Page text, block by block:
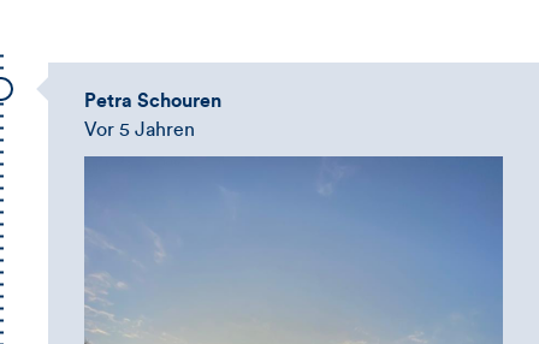
Petra Schouren
Vor 5 Jahren